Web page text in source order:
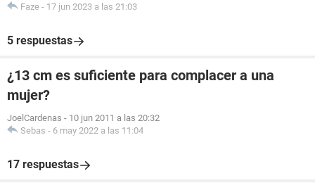
Faze - 17 jun 2023 a las 21:03
5 respuestas
¿13 cm es suficiente para complacer a una
mujer?
JoelCardenas - 10 jun 2011 a las 20:32
Sebas - 6 may 2022 a las 11:04
17 respuestas